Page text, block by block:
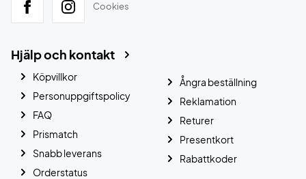
Cookies
Hjälp och kontakt
Köpvillkor
Personuppgiftspolicy
FAQ
Prismatch
Snabb leverans
Orderstatus
Ångra beställning
Reklamation
Returer
Presentkort
Rabattkoder